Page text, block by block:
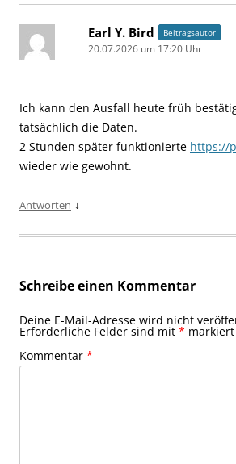
Earl Y. Bird Beitragsautor
20.07.2026 um 17:20 Uhr
Ich kann den Ausfall heute früh
tatsächlich die Daten.
2 Stunden später funktionierte https://
wieder wie gewohnt.
Antworten ↓
Schreibe einen Kommentar
Deine E-Mail-Adresse wird nicht
Erforderliche Felder sind mit * markiert
Kommentar *